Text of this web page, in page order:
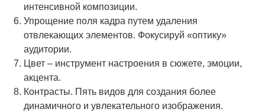
интенсивной композиции.
Упрощение поля кадра путем удаления
отвлекающих элементов. Фокусируй «оптику»
аудитории.
Цвет – инструмент настроения в сюжете, эмоции,
акцента.
Контрасты. Пять видов для создания более
динамичного и увлекательного изображения.